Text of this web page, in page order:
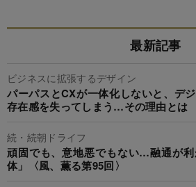
最新記事
ビジネスに拡張するデザイン
パーパスとCXが一体化しないと、デ
存在感を失ってしまう…その理由とは
続・続朝ドライフ
頑固でも、意地悪でもない…融通が
体」〈風、薫る第95回〉